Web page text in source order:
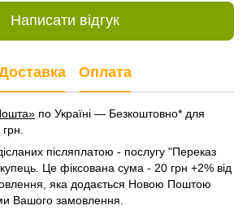
Написати відгук
Оплата
по Україні — Безкоштовно* для
післяплатою - послугу "Переказ
Це фіксована сума - 20 грн +2% від
яка додається Новою Поштою
Вашого замовлення.